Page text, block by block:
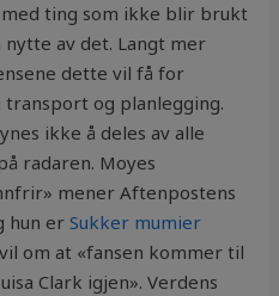
ting som ikke blir brukt
av det. Langt mer
dette vil få for
og planlegging.
ikke å deles av alle
radaren. Moyes
mener Aftenpostens
hun erSukker mumier
om at «fansen kommer til
Clark igjen». Verdens